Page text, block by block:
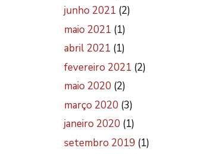
junho 2021 (2)
maio 2021 (1)
abril 2021 (1)
fevereiro 2021 (2)
maio 2020 (2)
março 2020 (3)
janeiro 2020 (1)
setembro 2019 (1)